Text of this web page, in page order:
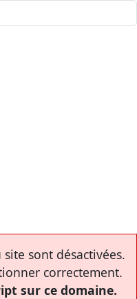
sont désactivées.
correctement.
sur ce domaine.